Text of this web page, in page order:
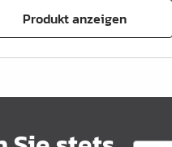
Produkt anzeigen